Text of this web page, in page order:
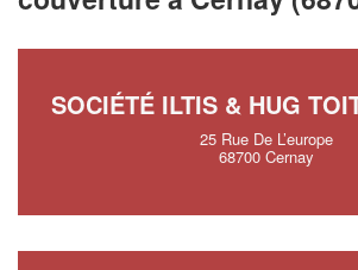
SOCIÉTÉ ILTIS & HUG
25 Rue De L’europe
68700 Cernay